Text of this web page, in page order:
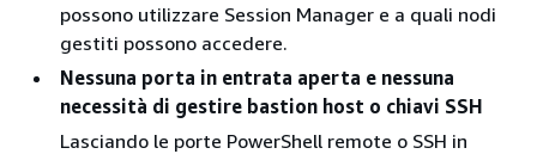
possono utilizzare Session Manager e a quali nodi
gestiti possono accedere.
Nessuna porta in entrata aperta e nessuna
necessità di gestire bastion host o chiavi SSH
Lasciando le porte PowerShell remote o SSH in